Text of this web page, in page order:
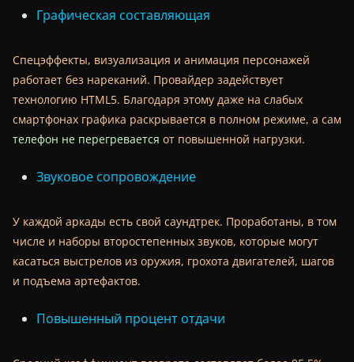
Графическая составляющая
Спецэффекты, визуализация и анимация персонажей
работает без нареканий. Провайдер задействует
технологию HTML5. Благодаря этому даже на слабых
смартфонах графика раскрывается в полном режиме, а сам
телефон не перегревается от повышенной нагрузки.
Звуковое сопровождение
У каждой аркады есть свой саундтрек. Проработаны, в том
числе и наборы второстепенных звуков, которые могут
касаться выстрелов из оружия, грохота двигателей, шагов
и подъема артефактов.
Повышенный процент отдачи